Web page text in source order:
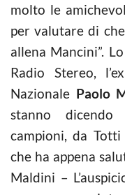
molto le
per valutare di
allena Mancini”.
Radio Stereo,
Nazionale Paolo
stanno dicendo
campioni, da
che ha appena
Maldini –